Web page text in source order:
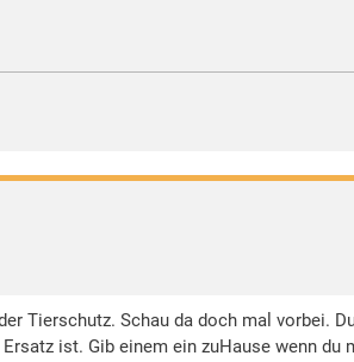
Tierschutz. Schau da doch mal vorbei.
ist. Gib einem ein zuHause wenn du